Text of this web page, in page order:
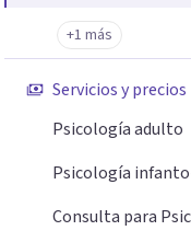
+1 más
Servicios y precios
Psicología adulto
Psicología
Consulta para